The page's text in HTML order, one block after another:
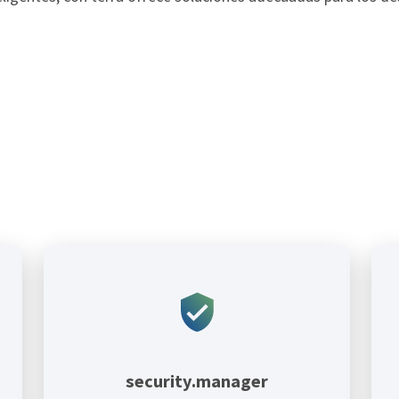
security.manager